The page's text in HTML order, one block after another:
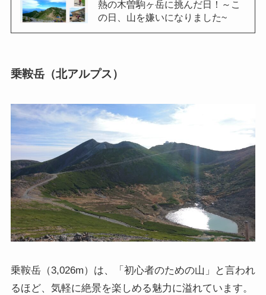
熱の木曽駒ヶ岳に挑んだ日！～こ
の日、山を嫌いになりました~
乗鞍岳（北アルプス）
乗鞍岳（3,026m）は、「初心者のための山」と言われ
るほど、気軽に絶景を楽しめる魅力に溢れています。